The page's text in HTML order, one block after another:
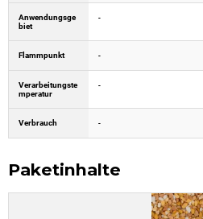
Anwendungsge
biet
-
Flammpunkt -
Verarbeitungste
mperatur
-
Verbrauch -
Paketinhalte